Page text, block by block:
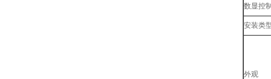
数显控
安装类
外观